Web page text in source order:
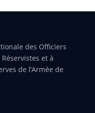
des Officiers
et à
de l’Armée de